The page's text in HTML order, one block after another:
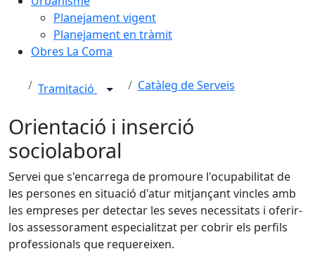
Planejament vigent
Planejament en tràmit
Obres La Coma
Tramitació Catàleg de Serveis
Orientació i inserció
sociolaboral
Servei que s'encarrega de promoure l'ocupabilitat de
les persones en situació d'atur mitjançant vincles amb
les empreses per detectar les seves necessitats i oferir-
los assessorament especialitzat per cobrir els perfils
professionals que requereixen.